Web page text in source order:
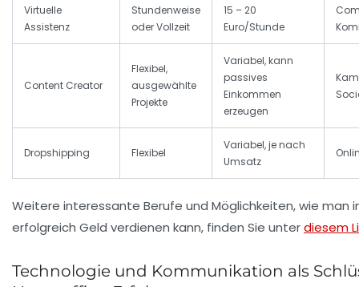
Virtuelle
Assistenz
Stundenweise
oder Vollzeit
15 – 20
Euro/Stunde
Content Creator
Flexibel,
ausgewählte
Projekte
Variabel, kann
passives
Einkommen
erzeugen
Dropshipping Flexibel
Variabel, je nach
Umsatz
Weitere interessante Berufe und Möglichkeiten, wie man
erfolgreich Geld verdienen kann, finden Sie unterdiesem
Technologie und Kommunikation als